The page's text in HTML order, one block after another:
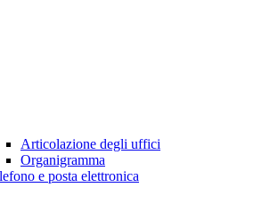
Articolazione degli uffici
Organigramma
e posta elettronica